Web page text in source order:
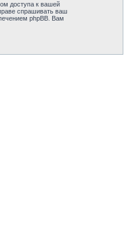
доступа к вашей
спрашивать ваш
phpBB. Вам